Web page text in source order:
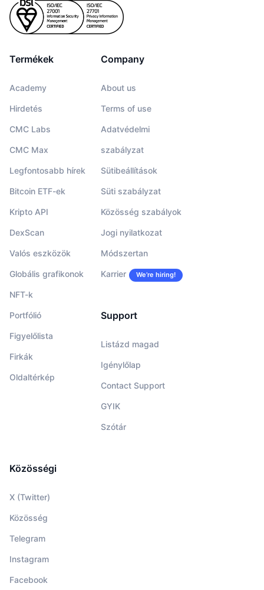
Termékek
Academy
Hirdetés
CMC Labs
CMC Max
Legfontosabb hírek
Bitcoin ETF-ek
Kripto API
DexScan
Valós eszközök
Globális grafikonok
NFT-k
Portfólió
Figyelőlista
Firkák
Oldaltérkép
Company
About us
Terms of use
Adatvédelmi
szabályzat
Sütibeállítások
Süti szabályzat
Közösség szabályok
Jogi nyilatkozat
Módszertan
Karrier We’re hiring!
Support
Listázd magad
Igénylőlap
Contact Support
GYIK
Szótár
Közösségi
X (Twitter)
Közösség
Telegram
Instagram
Facebook